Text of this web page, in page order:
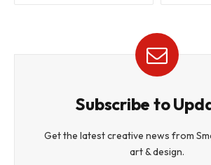
Subscribe to
Get the latest creative news from
art & design.